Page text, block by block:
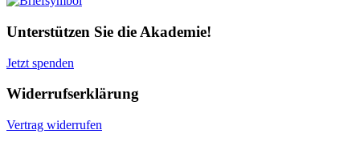
Unterstützen Sie die Akademie!
Jetzt spenden
Widerrufserklärung
Vertrag widerrufen